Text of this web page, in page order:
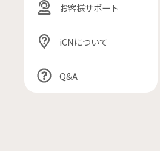
お客様サポート
iCNについて
Q&A